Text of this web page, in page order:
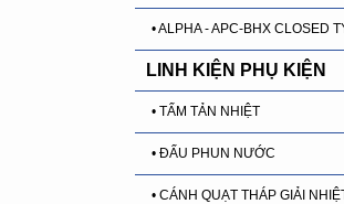
• ALPHA - APC-BHX CLOSED
LINH KIỆN PHỤ KIỆN
• TẤM TẢN NHIỆT
• ĐẤU PHUN NƯỚC
• CÁNH QUẠT THÁP GIẢI